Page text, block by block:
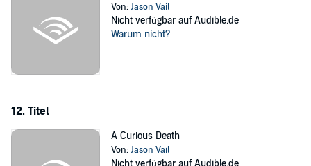
Von:Jason Vail
Nicht verfügbar auf Audible.de
Warum nicht?
12. Titel
A Curious Death
Von:Jason Vail
Nicht verfügbar auf Audible.de